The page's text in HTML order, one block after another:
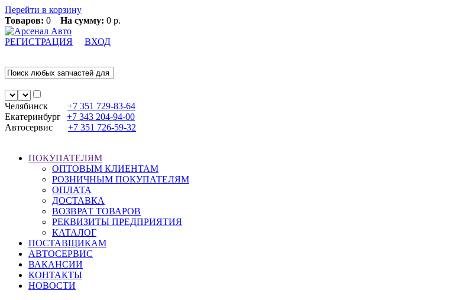
Перейти в корзину
Товаров: 0 На сумму: 0 р.
РЕГИСТРАЦИЯ ВХОД
Челябинск +7 351 729-83-64
Екатеринбург +7 343 204-94-00
Автосервис
+7 351 726-59-32
ПОКУПАТЕЛЯМ
ОПТОВЫМ КЛИЕНТАМ
РОЗНИЧНЫМ ПОКУПАТЕЛЯМ
ОПЛАТА
ДОСТАВКА
ВОЗВРАТ ТОВАРОВ
РЕКВИЗИТЫ ПРЕДПРИЯТИЯ
КАТАЛОГ
ПОСТАВЩИКАМ
АВТОСЕРВИС
ВАКАНСИИ
КОНТАКТЫ
НОВОСТИ